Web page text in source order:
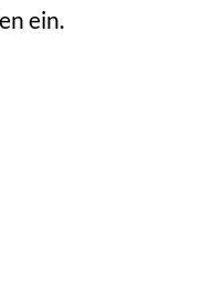
ein.